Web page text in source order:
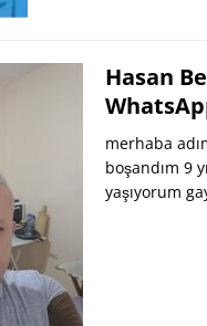
Hasan
merhaba
boşandım 9
yaşıyorum